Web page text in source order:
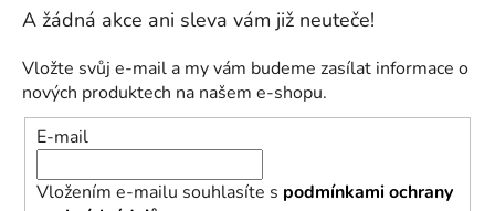
Vložte svůj e-mail a my vám budeme zasílat informace o
nových produktech na našem e-shopu.
E-mail
Vložením e-mailu souhlasíte s podmínkami ochrany